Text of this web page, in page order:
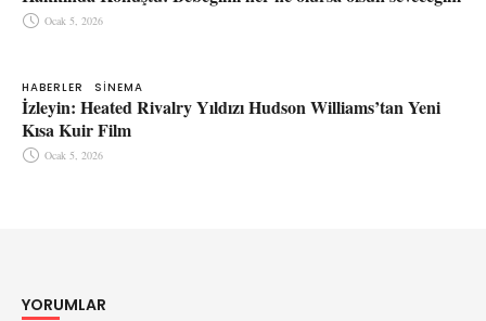
Ocak 5, 2026
HABERLER SINEMA
İzleyin: Heated Rivalry Yıldızı Hudson Williams’tan Yeni
Kısa Kuir Film
Ocak 5, 2026
YORUMLAR